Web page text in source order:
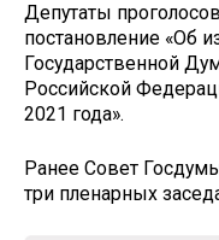
Депутаты
постановление «Об
Государственной
Российской
2021 года».
Ранее Совет
три пленарных